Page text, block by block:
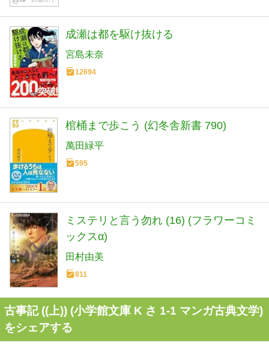
成瀬は都を駆け抜ける
宮島未奈
12694
棺桶まで歩こう (幻冬舎新書 790)
萬田緑平
595
ミステリと言う勿れ (16) (フラワーコミ
ックスα)
田村由美
811
古事記 ((上)) (小学館文庫 K さ 1-1 マンガ古典文学)
をシェアする